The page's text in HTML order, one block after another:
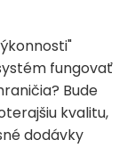
fungovať
Bude
kvalitu,
dodávky